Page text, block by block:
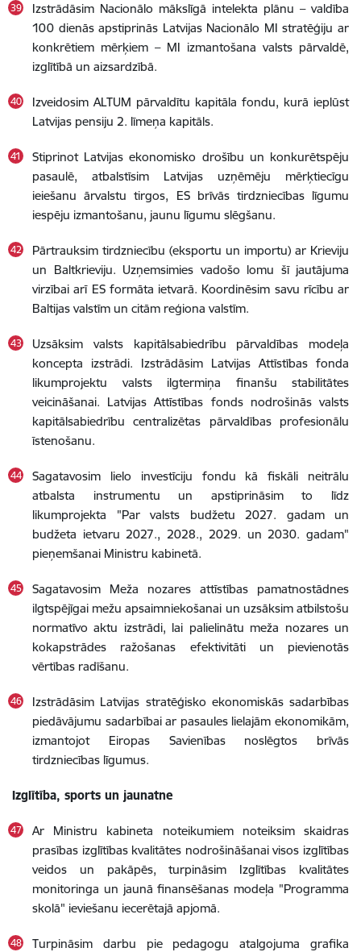
Izstrādāsim Nacionālo mākslīgā intelekta plānu – valdība
100 dienās apstiprinās Latvijas Nacionālo MI stratēģiju ar
konkrētiem mērķiem – MI izmantošana valsts pārvaldē,
izglītībā un aizsardzībā.
Izveidosim ALTUM pārvaldītu kapitāla fondu, kurā ieplūst
Latvijas pensiju 2. līmeņa kapitāls.
Stiprinot Latvijas ekonomisko drošību un konkurētspēju
pasaulē, atbalstīsim Latvijas uzņēmēju mērķtiecīgu
ieiešanu ārvalstu tirgos, ES brīvās tirdzniecības līgumu
iespēju izmantošanu, jaunu līgumu slēgšanu.
Pārtrauksim tirdzniecību (eksportu un importu) ar Krieviju
un Baltkrieviju. Uzņemsimies vadošo lomu šī jautājuma
virzībai arī ES formāta ietvarā. Koordinēsim savu rīcību ar
Baltijas valstīm un citām reģiona valstīm.
Uzsāksim valsts kapitālsabiedrību pārvaldības modeļa
koncepta izstrādi. Izstrādāsim Latvijas Attīstības fonda
likumprojektu valsts ilgtermiņa finanšu stabilitātes
veicināšanai. Latvijas Attīstības fonds nodrošinās valsts
kapitālsabiedrību centralizētas pārvaldības profesionālu
īstenošanu.
Sagatavosim lielo investīciju fondu kā fiskāli neitrālu
atbalsta instrumentu un apstiprināsim to līdz
likumprojekta "Par valsts budžetu 2027. gadam un
budžeta ietvaru 2027., 2028., 2029. un 2030. gadam"
pieņemšanai Ministru kabinetā.
Sagatavosim Meža nozares attīstības pamatnostādnes
ilgtspējīgai mežu apsaimniekošanai un uzsāksim atbilstošu
normatīvo aktu izstrādi, lai palielinātu meža nozares un
kokapstrādes ražošanas efektivitāti un pievienotās
vērtības radīšanu.
Izstrādāsim Latvijas stratēģisko ekonomiskās sadarbības
piedāvājumu sadarbībai ar pasaules lielajām ekonomikām,
izmantojot Eiropas Savienības noslēgtos brīvās
tirdzniecības līgumus.
Izglītība, sports un jaunatne
Ar Ministru kabineta noteikumiem noteiksim skaidras
prasības izglītības kvalitātes nodrošināšanai visos izglītības
veidos un pakāpēs, turpināsim Izglītības kvalitātes
monitoringa un jaunā finansēšanas modeļa "Programma
skolā" ieviešanu iecerētajā apjomā.
Turpināsim darbu pie pedagogu atalgojuma grafika